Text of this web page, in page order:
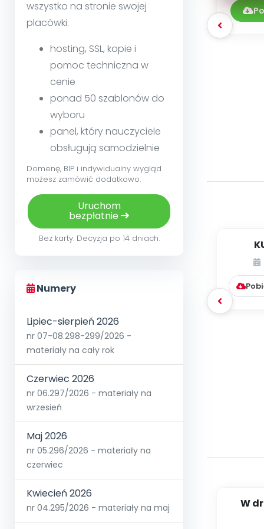
wszystko na stronie swojej
placówki.
hosting, SSL, kopie i
pomoc techniczna w
cenie
ponad 50 szablonów do
wyboru
panel, który nauczyciele
obsługują samodzielnie
Domenę, BIP i indywidualny wygląd
możesz zamówić dodatkowo.
Uruchom
bezpłatnie
Bez karty. Decyzja po 14 dniach.
Numery
Lipiec-sierpień 2026
nr 07-08.298-299/2026 -
materiały na cały rok
Czerwiec 2026
nr 06.297/2026 - materiały na
wrzesień
Maj 2026
nr 05.296/2026 - materiały na
czerwiec
Kwiecień 2026
nr 04.295/2026 - materiały na maj
W